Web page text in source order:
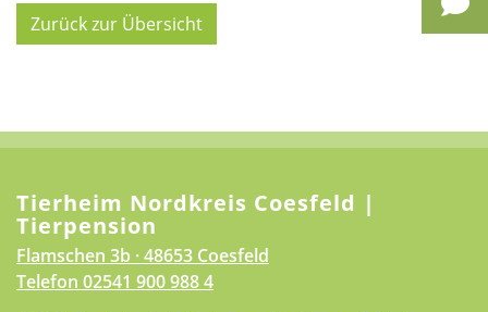
Zurück zur Übersicht
Tierheim Nordkreis Coesfeld |
Tierpension
Flamschen 3b · 48653 Coesfeld
Telefon 02541 900 988 4